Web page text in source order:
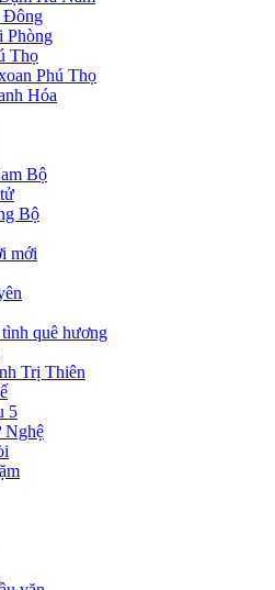
Đông
Phòng
Thọ
Phú Thọ
Hóa
Bộ
Bộ
mới
quê hương
Trị Thiên
5
Nghệ